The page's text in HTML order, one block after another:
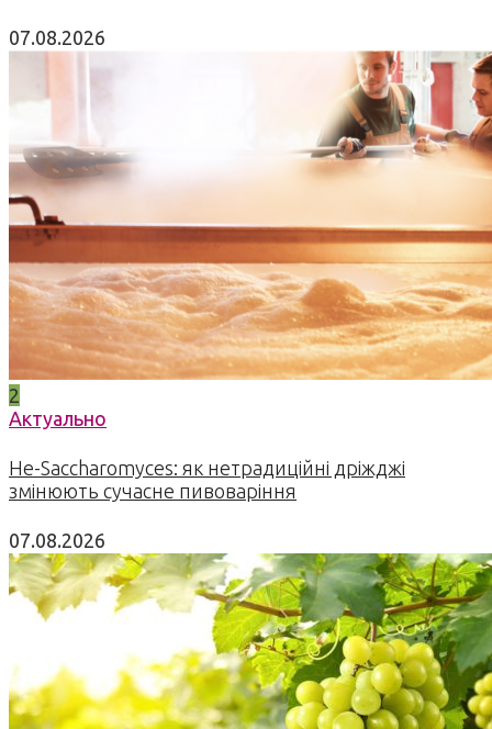
07.08.2026
2
Актуально
Не-Saccharomyces: як нетрадиційні дріжджі
змінюють сучасне пивоваріння
07.08.2026